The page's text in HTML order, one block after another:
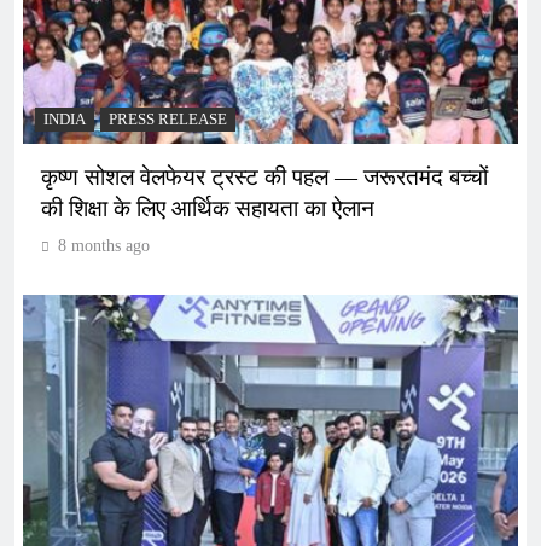
INDIA PRESS RELEASE
कृष्ण सोशल वेलफेयर ट्रस्ट की पहल — जरूरतमंद बच्चों
की शिक्षा के लिए आर्थिक सहायता का ऐलान
8 months ago